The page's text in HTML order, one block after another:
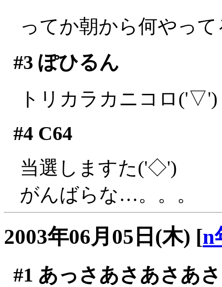
ってか朝から何やっ
#3 ぽひるん
トリカラカニコロ('▽')
#4C64
当選しますた('◇')ゞ
がんばらな…。。。
2003年06月05日(木) [n
#1 あっさあさあさあ